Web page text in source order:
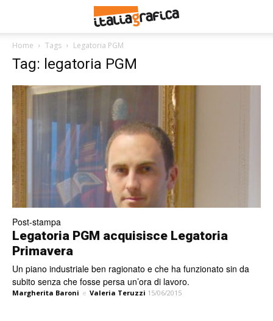
Home Tags Legatoria PGM
Tag: legatoria PGM
Post-stampa
Legatoria PGM acquisisce Legatoria
Primavera
Un piano industriale ben ragionato e che ha funzionato sin da
subito senza che fosse persa un’ora di lavoro.
Margherita Baroni e Valeria Teruzzi 15/06/2015